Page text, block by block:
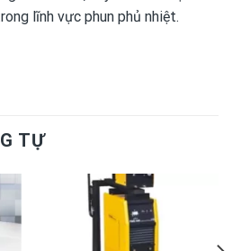
lĩnh vực phun phủ nhiệt.
TỰ